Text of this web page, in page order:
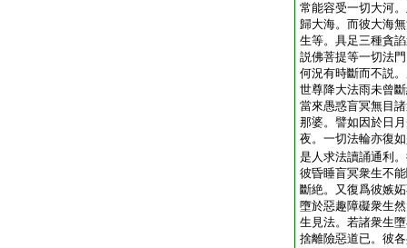
常能容受一切大河
歸大海。而彼大海
生等。具足三種貪
説佛菩提等一切法
何況有時斷而不説
世尊降大法雨未曾
當來愚惑盲冥無目
那婆。譬如因於日
夜。一切法輪亦復
是人求法讀誦通利
彼昏睡盲冥衆生不
斷絶。又復爲彼嫉
墮於惡趣障礙衆生
生見法。若諸衆生
捨離險惡道已。彼